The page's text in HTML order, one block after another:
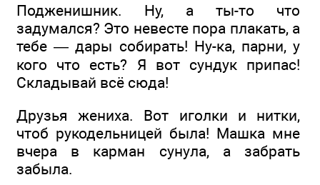
Подженишник. Ну, а ты-то что
задумался? Это невесте пора плакать, а
тебе — дары собирать! Ну-ка, парни, у
кого что есть? Я вот сундук припас!
Складывай всё сюда!
Друзья жениха. Вот иголки и нитки,
чтоб рукодельницей была! Машка мне
вчера в карман сунула, а забрать
забыла.